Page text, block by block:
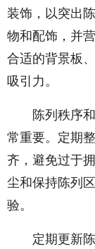
装饰，以突出
物和配饰，并
合适的背景板
吸引力。
陈列秩序和
常重要。定期
齐，避免过于
尘和保持陈列
验。
定期更新陈